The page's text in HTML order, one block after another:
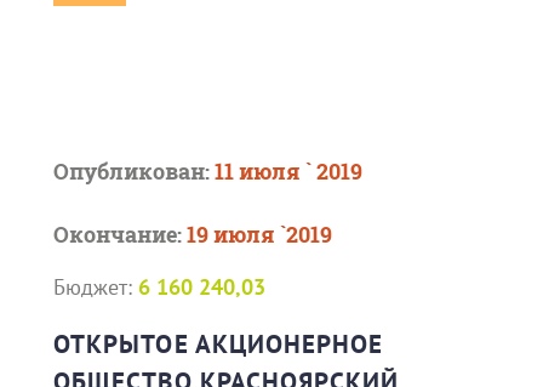
Опубликован:11 июля ` 2019
Окончание:19 июля `2019
Бюджет: 6 160 240,03
ОТКРЫТОЕ АКЦИОНЕРНОЕ